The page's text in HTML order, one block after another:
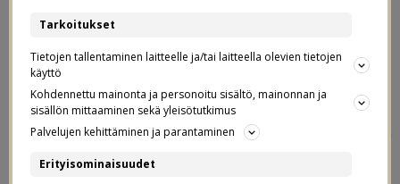
Äidit & tyttäret
26.05.2018
Postaus on tehty kaupallisessa yhteistyössä
kanssa.
Tarkoitukset
Tietojen tallentaminen laitteelle ja/tai laitteella olevien tietojen
käyttö
Kohdennettu mainonta ja personoitu sisältö, mainonnan ja
sisällön mittaaminen sekä yleisötutkimus
Palvelujen kehittäminen ja parantaminen
Erityisominaisuudet